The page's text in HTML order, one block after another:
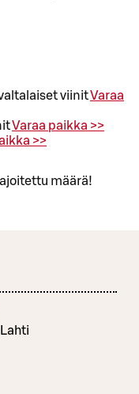
viinitVaraa
Varaa paikka >>
>>
määrä!